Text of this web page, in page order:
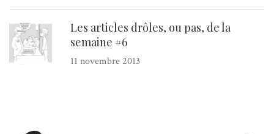
Les articles drôles, ou pas, de la
semaine #6
11 novembre 2013